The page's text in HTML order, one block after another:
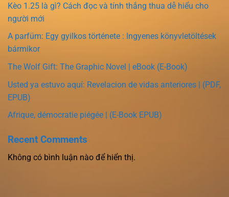
Kèo 1.25 là gì? Cách đọc và tính thắng thua dễ hiểu cho
người mới
A parfüm: Egy gyilkos története : Ingyenes könyvletöltések
bármikor
The Wolf Gift: The Graphic Novel | eBook (E-Book)
Usted ya estuvo aquí: Revelacion de vidas anteriores | (PDF,
EPUB)
Afrique, démocratie piégée | (E-Book EPUB)
Recent Comments
Không có bình luận nào để hiển thị.